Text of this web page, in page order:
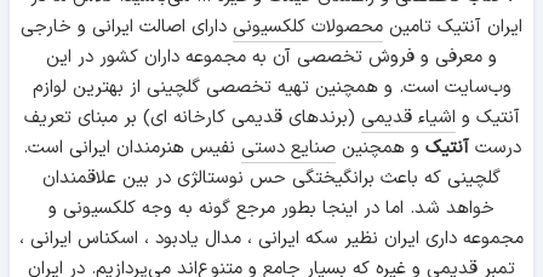
ایران آنتیک تامین محصولات کلکسیونی دارای اصالت ایرانی و خارجی
و معرفی و فروش تخصصی آن به مجموعه داران کشور در این
وب‌سایت است. و همچنین تهیه تخصصی گلچینی از بهترین لوازم
آنتیک و اشیاء قدیمی (برندهای قدیمی کارخانه ای) بر مبنای تعریف
درستآنتیک و همچنینصنایع دستی نفیس هنرمندان ایرانی است.
گلچینی که باعث برانگیختگی حس نوستالژی در بین علاقمندان
خواهد شد. اما در اینجا بطور مرجع گونه به وجه کلکسیونی و
مجموعه داری ایران نظیر سکه ایرانی ، مدال یادبود ، اسکناس ایرانی ،
تمبر قدیمی و غیره که بسیار جامع و متنوع‌اند می‌پردازیم. در ایران